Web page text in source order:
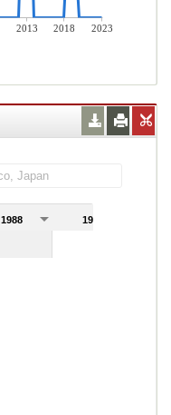
2013 2018
2023
1988 1989